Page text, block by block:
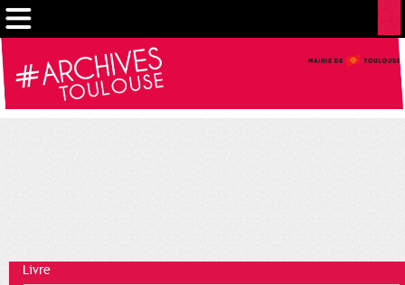
Livre
Cookies management panel